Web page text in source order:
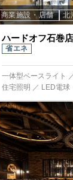
商業施設・店舗 北
ハードオフ石巻
省エネ
一体型ベースライト
住宅照明 ／ LED電球